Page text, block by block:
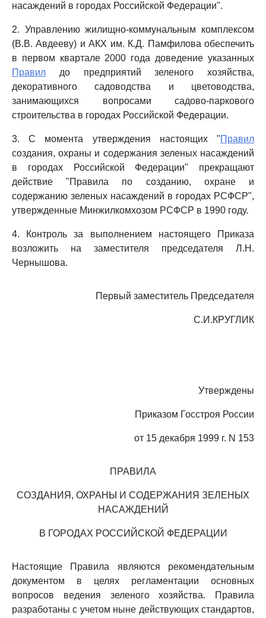
насаждений в городах Российской Федерации".
2. Управлению жилищно-коммунальным комплексом
(В.В. Авдееву) и АКХ им. К.Д. Памфилова обеспечить
в первом квартале 2000 года доведение указанных
Правил до предприятий зеленого хозяйства,
декоративного садоводства и цветоводства,
занимающихся вопросами садово-паркового
строительства в городах Российской Федерации.
3. С момента утверждения настоящих "Правил
создания, охраны и содержания зеленых насаждений
в городах Российской Федерации" прекращают
действие "Правила по созданию, охране и
содержанию зеленых насаждений в городах РСФСР",
утвержденные Минжилкомхозом РСФСР в 1990 году.
4. Контроль за выполнением настоящего Приказа
возложить на заместителя председателя Л.Н.
Чернышова.
Первый заместитель Председателя
С.И.КРУГЛИК
Утверждены
Приказом Госстроя России
от 15 декабря 1999 г. N 153
ПРАВИЛА
СОЗДАНИЯ, ОХРАНЫ И СОДЕРЖАНИЯ ЗЕЛЕНЫХ
НАСАЖДЕНИЙ
В ГОРОДАХ РОССИЙСКОЙ ФЕДЕРАЦИИ
Настоящие Правила являются рекомендательным
документом в целях регламентации основных
вопросов ведения зеленого хозяйства. Правила
разработаны с учетом ныне действующих стандартов,